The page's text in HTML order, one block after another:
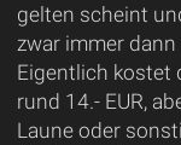
gelten scheint
zwar immer
Eigentlich kostet
rund 14.- EUR,
Laune oder